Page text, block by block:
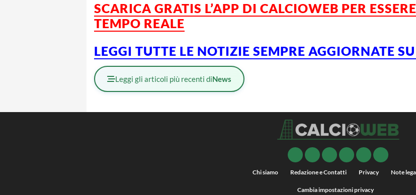
SCARICA GRATIS L’APP DI CALCIOWEB PER
TEMPO REALE
LEGGI TUTTE LE NOTIZIE SEMPRE AGGIORNATE
Leggi gli articoli più recenti diNews
Chi siamo Redazione e Contatti Privacy Note
Cambia impostazioni privacy